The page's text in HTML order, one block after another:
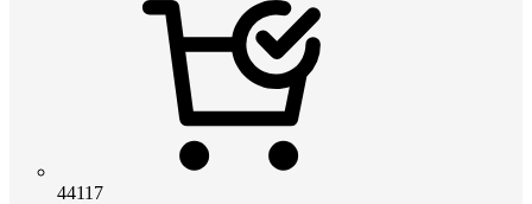
44117